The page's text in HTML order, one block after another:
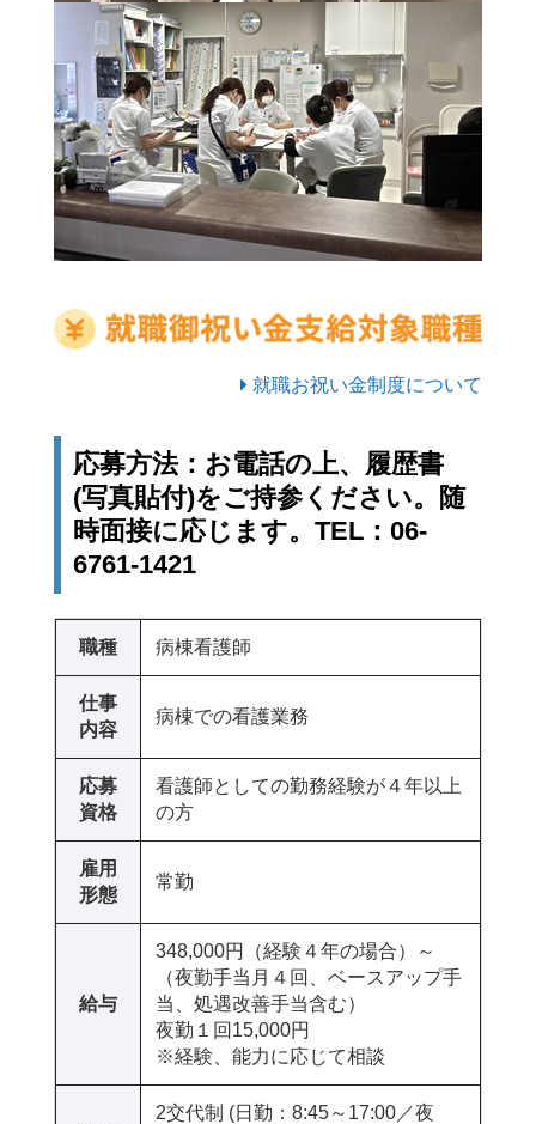
就職お祝い金制度について
応募方法：お電話の上、履歴書
(写真貼付)をご持参ください。随
時面接に応じます。TEL：06-
6761-1421
職種 病棟看護師
仕事
内容
病棟での看護業務
応募
資格
看護師としての勤務経験が４年以上
の方
雇用
形態
常勤
給与
348,000円（経験４年の場合）～
（夜勤手当月４回、ベースアップ手
当、処遇改善手当含む）
夜勤１回15,000円
※経験、能力に応じて相談
2交代制 (日勤：8:45～17:00／夜